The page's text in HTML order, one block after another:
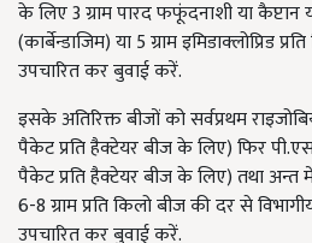
के लिए 3 ग्राम पारद फफूंदनाशी या कैप्टान
(कार्बेन्डाजिम) या 5 ग्राम इमिडाक्लोप्रिड
उपचारित कर बुवाई करें.
इसके अतिरिक्त बीजों को सर्वप्रथम
पैकेट प्रति हैक्टेयर बीज के लिए) फिर
पैकेट प्रति हैक्टेयर बीज के लिए) तथा अन्त
6-8 ग्राम प्रति किलो बीज की दर से
उपचारित कर बुवाई करें.